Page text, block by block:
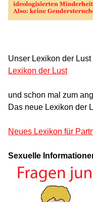
Unser Lexikon der
Lexikon der Lust
und schon mal zum
Das neue Lexikon der
Neues Lexikon für
Sexuelle